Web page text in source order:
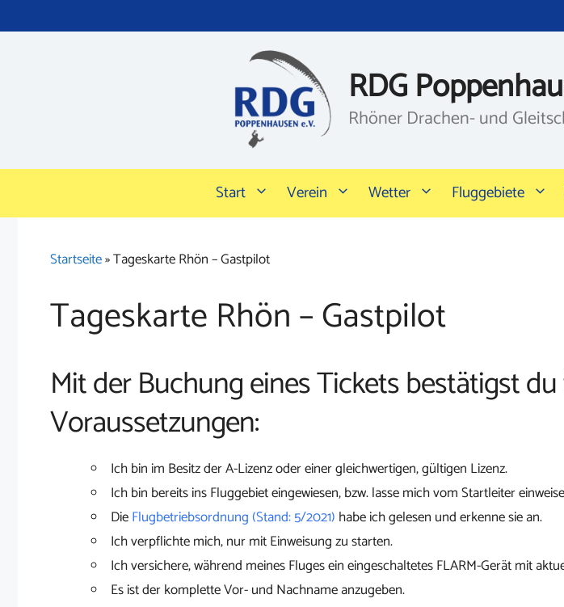
Inhalt
RDG
Rhöner Drachen- und
Start Verein Wetter Fluggebiete
Startseite»Tageskarte Rhön – Gastpilot
Tageskarte Rhön – Gastpilot
Mit der Buchung eines Tickets bestätigst
Voraussetzungen:
Ich bin im Besitz der A-Lizenz oder einer gleichwertigen, gültigen Lizenz.
Ich bin bereits ins Fluggebiet eingewiesen, bzw. lasse mich vom Startleiter
DieFlugbetriebsordnung (Stand: 5/2021) habe ich gelesen und erkenne sie an.
Ich verpflichte mich, nur mit Einweisung zu starten.
Ich versichere, während meines Fluges ein eingeschaltetes FLARM-Gerät mit
Es ist der komplette Vor- und Nachname anzugeben.